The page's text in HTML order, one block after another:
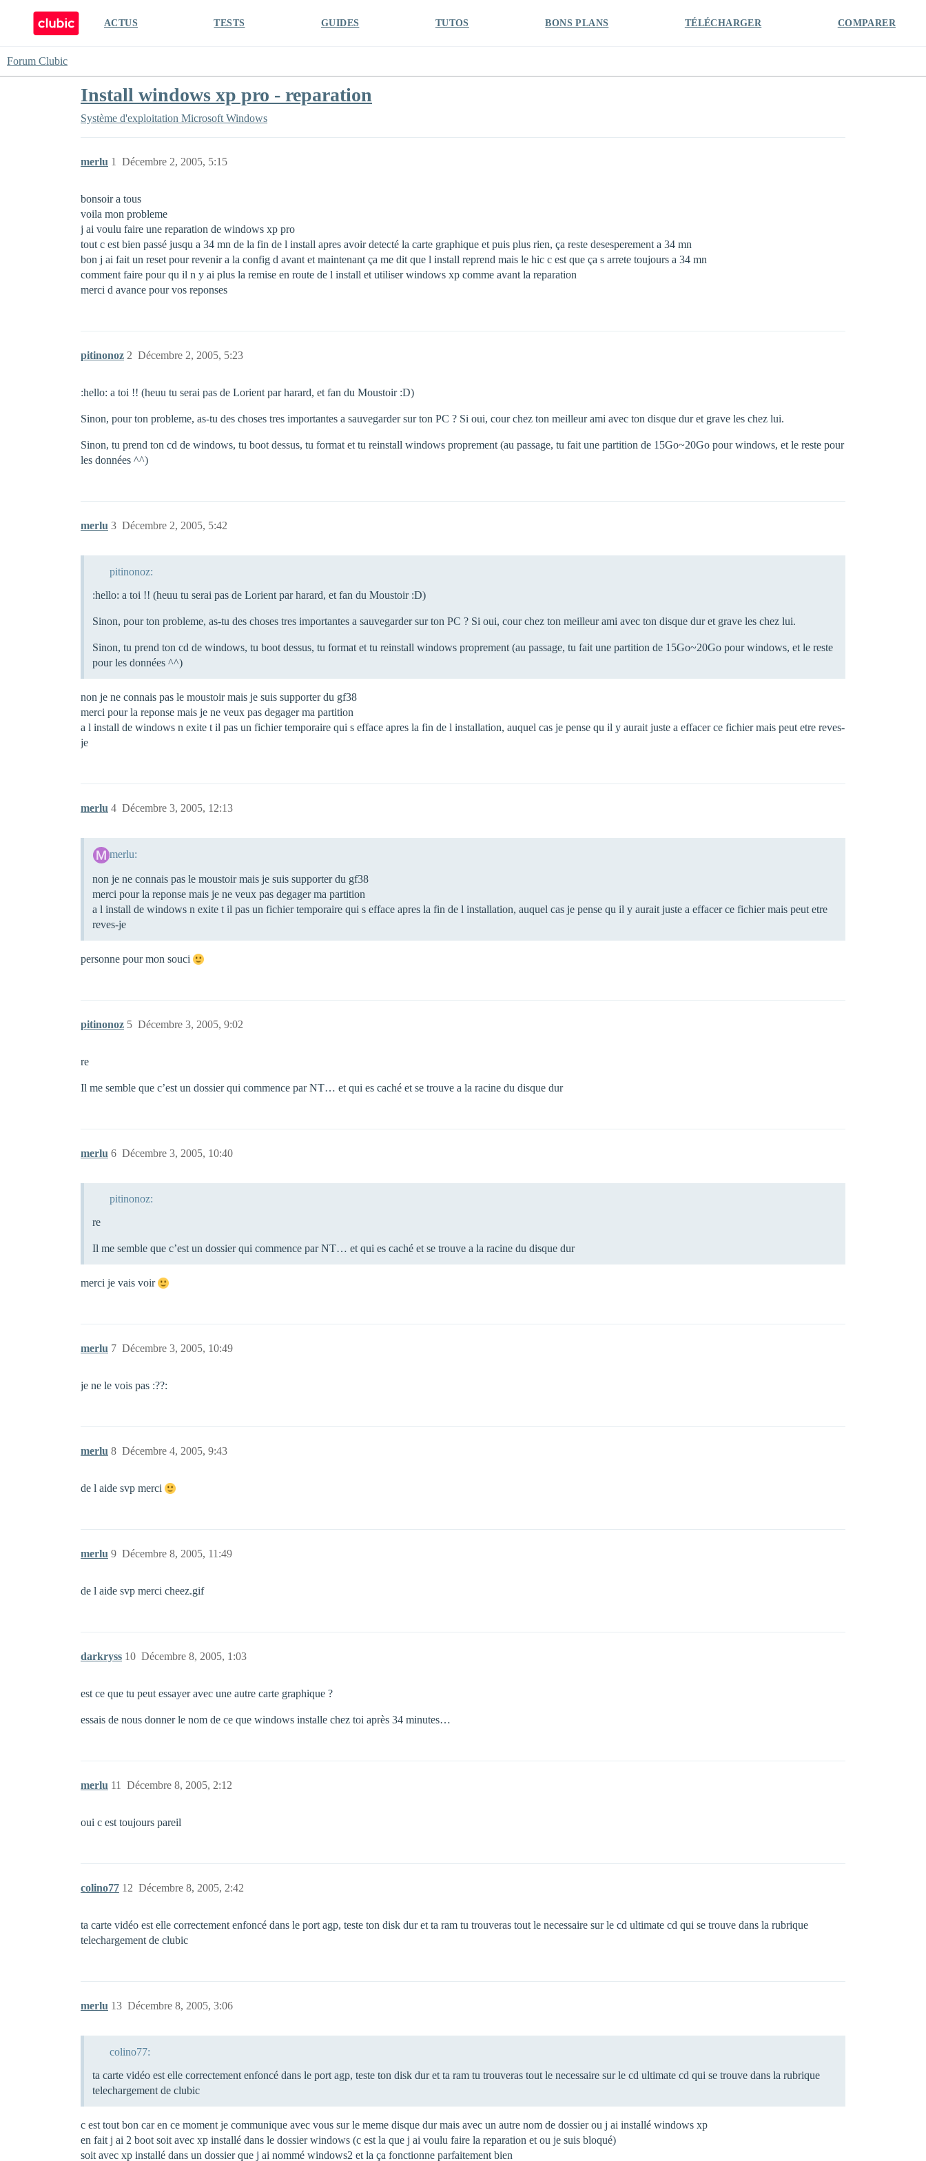
ACTUS TESTS GUIDES TUTOS BONS PLANS TÉLÉCHARGER COMPARER
Forum Clubic
Install windows xp pro - reparation
Système d'exploitation Microsoft Windows
merlu Décembre 2, 2005, 5:15
1
bonsoir a tous
voila mon probleme
j ai voulu faire une reparation de windows xp pro
tout c est bien passé jusqu a 34 mn de la fin de l install apres avoir detecté la carte graphique et puis plus rien, ça reste desesperement a 34 mn
bon j ai fait un reset pour revenir a la config d avant et maintenant ça me dit que l install reprend mais le hic c est que ça s arrete toujours a 34 mn
comment faire pour qu il n y ai plus la remise en route de l install et utiliser windows xp comme avant la reparation
merci d avance pour vos reponses
pitinonoz Décembre 2, 2005, 5:23
2
:hello: a toi !! (heuu tu serai pas de Lorient par harard, et fan du Moustoir :D)
Sinon, pour ton probleme, as-tu des choses tres importantes a sauvegarder sur ton PC ? Si oui, cour chez ton meilleur ami avec ton disque dur et grave les chez lui.
Sinon, tu prend ton cd de windows, tu boot dessus, tu format et tu reinstall windows proprement (au passage, tu fait une partition de 15Go~20Go pour windows, et le reste pour
les données ^^)
merlu Décembre 2, 2005, 5:42
3
pitinonoz:
:hello: a toi !! (heuu tu serai pas de Lorient par harard, et fan du Moustoir :D)
Sinon, pour ton probleme, as-tu des choses tres importantes a sauvegarder sur ton PC ? Si oui, cour chez ton meilleur ami avec ton disque dur et grave les chez lui.
Sinon, tu prend ton cd de windows, tu boot dessus, tu format et tu reinstall windows proprement (au passage, tu fait une partition de 15Go~20Go pour windows, et le reste
pour les données ^^)
non je ne connais pas le moustoir mais je suis supporter du gf38
merci pour la reponse mais je ne veux pas degager ma partition
a l install de windows n exite t il pas un fichier temporaire qui s efface apres la fin de l installation, auquel cas je pense qu il y aurait juste a effacer ce fichier mais peut etre reves-
je
merlu Décembre 3, 2005, 12:13
4
merlu:
non je ne connais pas le moustoir mais je suis supporter du gf38
merci pour la reponse mais je ne veux pas degager ma partition
a l install de windows n exite t il pas un fichier temporaire qui s efface apres la fin de l installation, auquel cas je pense qu il y aurait juste a effacer ce fichier mais peut etre
reves-je
personne pour mon souci
pitinonoz Décembre 3, 2005, 9:02
5
re
Il me semble que c’est un dossier qui commence par NT… et qui es caché et se trouve a la racine du disque dur
merlu Décembre 3, 2005, 10:40
6
pitinonoz:
re
Il me semble que c’est un dossier qui commence par NT… et qui es caché et se trouve a la racine du disque dur
merci je vais voir
merlu Décembre 3, 2005, 10:49
7
je ne le vois pas :??:
merlu Décembre 4, 2005, 9:43
8
de l aide svp merci
merlu Décembre 8, 2005, 11:49
9
de l aide svp merci cheez.gif
darkryss Décembre 8, 2005, 1:03
10
est ce que tu peut essayer avec une autre carte graphique ?
essais de nous donner le nom de ce que windows installe chez toi après 34 minutes…
merlu Décembre 8, 2005, 2:12
11
oui c est toujours pareil
colino77 Décembre 8, 2005, 2:42
12
ta carte vidéo est elle correctement enfoncé dans le port agp, teste ton disk dur et ta ram tu trouveras tout le necessaire sur le cd ultimate cd qui se trouve dans la rubrique
telechargement de clubic
merlu Décembre 8, 2005, 3:06
13
colino77:
ta carte vidéo est elle correctement enfoncé dans le port agp, teste ton disk dur et ta ram tu trouveras tout le necessaire sur le cd ultimate cd qui se trouve dans la rubrique
telechargement de clubic
c est tout bon car en ce moment je communique avec vous sur le meme disque dur mais avec un autre nom de dossier ou j ai installé windows xp
en fait j ai 2 boot soit avec xp installé dans le dossier windows (c est la que j ai voulu faire la reparation et ou je suis bloqué)
soit avec xp installé dans un dossier que j ai nommé windows2 et la ça fonctionne parfaitement bien